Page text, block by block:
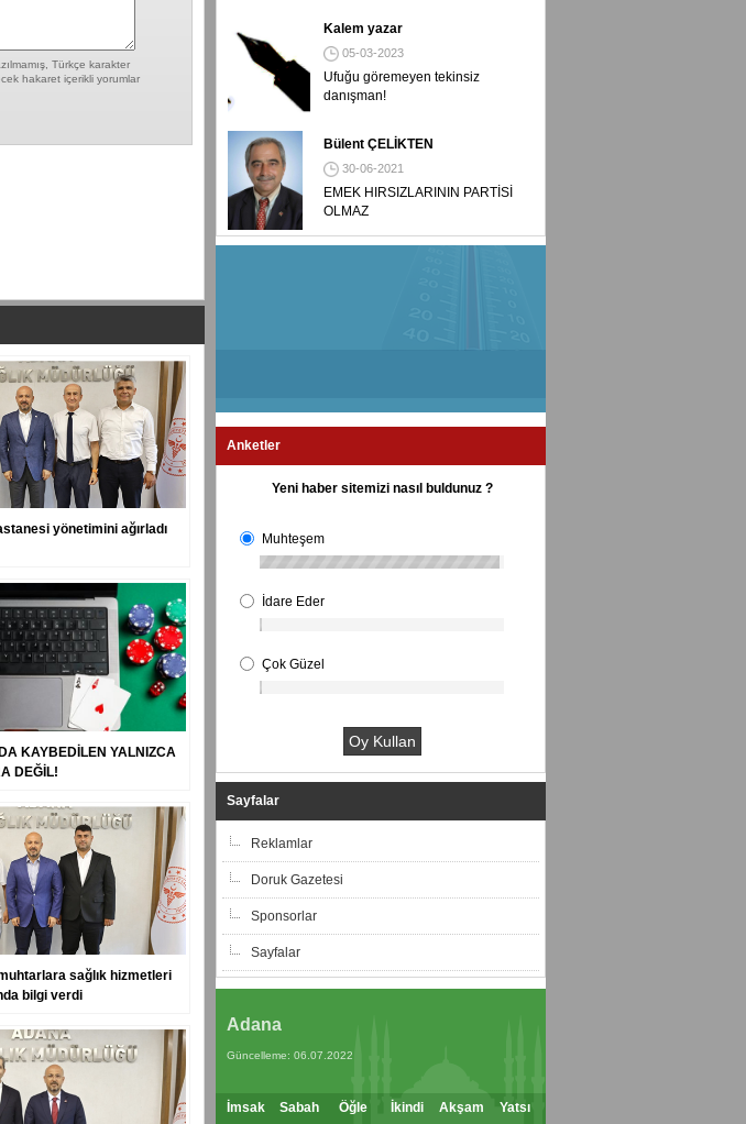
Türkçe karakter
hakaret içerikli yorumlar
yönetimini ağırladı
KAYBEDİLEN YALNIZCA
DEĞİL!
sağlık hizmetleri
bilgi verdi
Kalem yazar
05-03-2023
Ufuğu göremeyen tekinsiz
danışman!
Bülent ÇELİKTEN
30-06-2021
EMEK HIRSIZLARININ PARTİSİ
OLMAZ
Anketler
Yeni haber sitemizi nasıl buldunuz ?
Muhteşem
İdare Eder
Çok Güzel
Sayfalar
Reklamlar
Doruk Gazetesi
Sponsorlar
Sayfalar
Adana
Güncelleme: 06.07.2022
İmsak Sabah Öğle İkindi Akşam Yatsı